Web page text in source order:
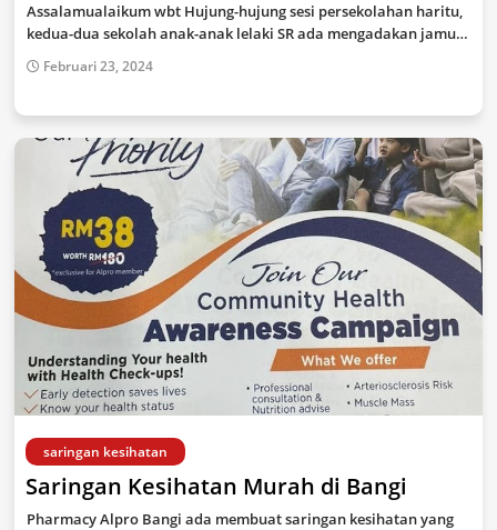
Assalamualaikum wbt Hujung-hujung sesi persekolahan haritu,
kedua-dua sekolah anak-anak lelaki SR ada mengadakan jamu…
Februari 23, 2024
saringan kesihatan
Saringan Kesihatan Murah di Bangi
Pharmacy Alpro Bangi ada membuat saringan kesihatan yang